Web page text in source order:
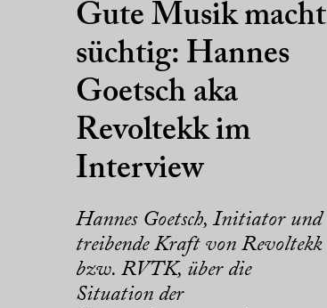
Gute Musik macht
süchtig: Hannes
Goetsch aka
Revoltekk im
Interview
Hannes Goetsch, Initiator und
treibende Kraft von Revoltekk
bzw. RVTK, über die
Situation der